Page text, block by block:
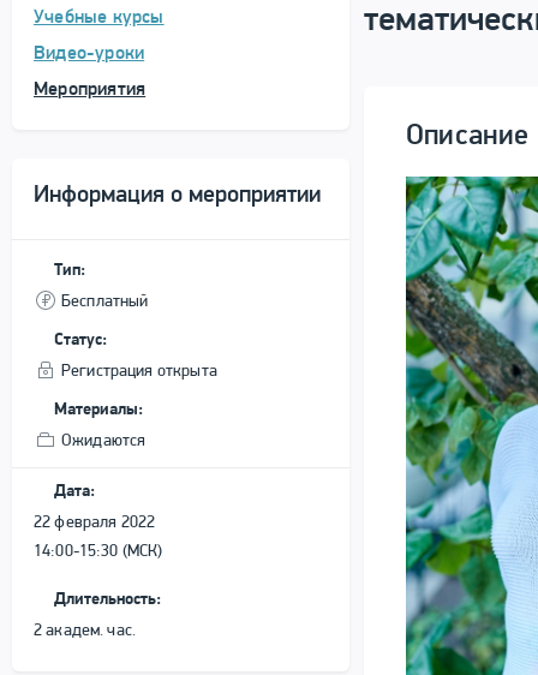
Учебные курсы
Видео-уроки
Мероприятия
Информация о мероприятии
Тип:
Бесплатный
Статус:
Регистрация открыта
Материалы:
Ожидаются
Дата:
22 февраля 2022
14:00-15:30 (МСК)
Длительность:
2 академ. час.
Описание